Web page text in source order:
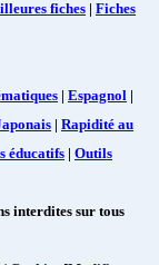
fiches | Fiches
| Espagnol |
| Rapidité au
éducatifs | Outils
interdites sur tous